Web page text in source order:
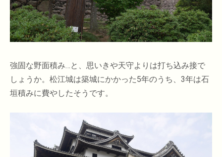
強固な野面積み…と、思いきや天守よりは打ち込み接で
しょうか。松江城は築城にかかった5年のうち、3年は石
垣積みに費やしたそうです。